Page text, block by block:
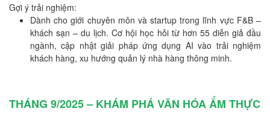
Gợi ý trải nghiệm:
Dành cho giới chuyên môn và startup trong lĩnh vực F&B –
khách sạn – du lịch. Cơ hội học hỏi từ hơn 55 diễn giả đầu
ngành, cập nhật giải pháp ứng dụng AI vào trải nghiệm
khách hàng, xu hướng quản lý nhà hàng thông minh.
THÁNG 9/2025 – KHÁM PHÁ VĂN HÓA ẨM THỰC